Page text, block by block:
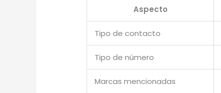
Aspecto
Tipo de contacto
Tipo de número
Marcas mencionadas